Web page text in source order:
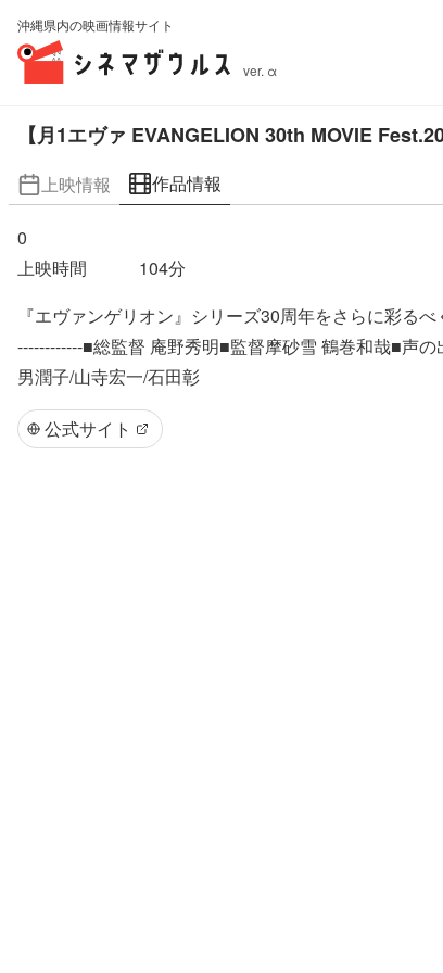
沖縄県内の映画情報サイト
ver. α
【月1エヴァ EVANGELION 30th MOVIE
上映情報 作品情報
0
上映時間
104分
『エヴァンゲリオン』シリーズ30周年をさらに彩る
------------■総監督 庵野秀明■監督摩砂雪 鶴巻和哉■声
男潤子/山寺宏一/石田彰
公式サイト